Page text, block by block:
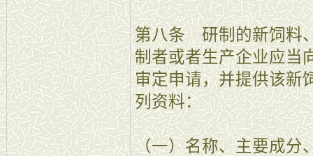
第八条 研制的新饲料
制者或者生产企业应当
审定申请，并提供该新
列资料：
（一）名称、主要成分